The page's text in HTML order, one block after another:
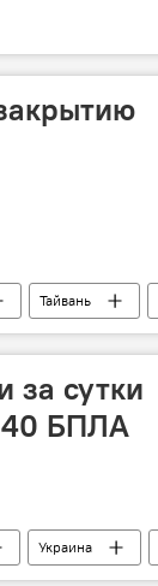
Встреча
Тайвань
за сутки
40 БПЛА
Украина